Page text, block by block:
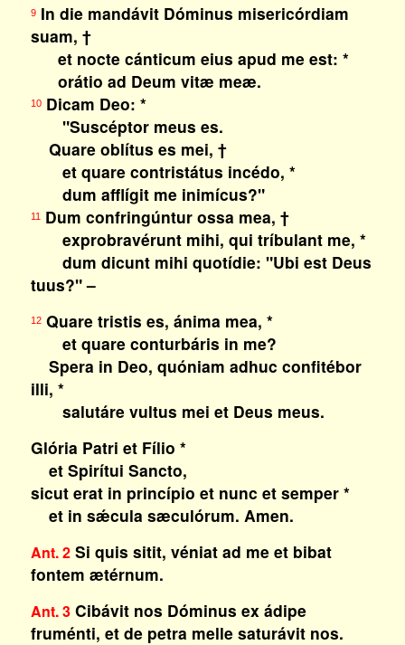
9In die mandávit Dóminus misericórdiam
suam, †
et nocte cánticum eius apud me est: *
orátio ad Deum vitæ meæ.
10Dicam Deo: *
"Suscéptor meus es.
Quare oblítus es mei, †
et quare contristátus incédo, *
dum afflígit me inimícus?"
11Dum confringúntur ossa mea, †
exprobravérunt mihi, qui tríbulant me, *
dum dicunt mihi quotídie: "Ubi est Deus
tuus?" –
12Quare tristis es, ánima mea, *
et quare conturbáris in me?
Spera in Deo, quóniam adhuc confitébor
illi, *
salutáre vultus mei et Deus meus.
Glória Patri et Fílio *
et Spirítui Sancto,
sicut erat in princípio et nunc et semper *
et in sǽcula sæculórum. Amen.
Ant. 2Si quis sitit, véniat ad me et bibat
fontem ætérnum.
Ant. 3Cibávit nos Dóminus ex ádipe
fruménti, et de petra melle saturávit nos.